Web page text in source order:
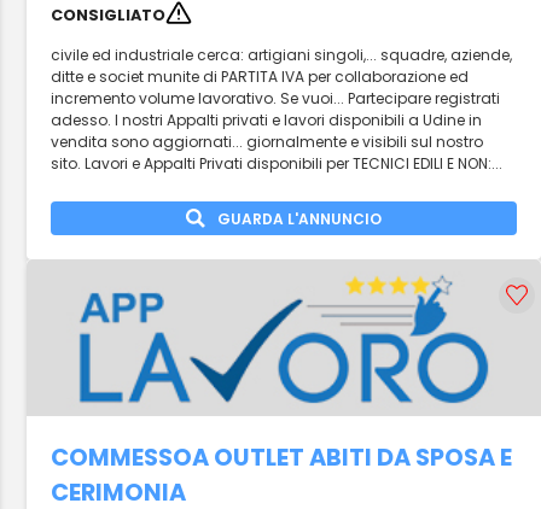
CONSIGLIATO
civile ed industriale cerca: artigiani singoli,... squadre, aziende,
ditte e societ munite di PARTITA IVA per collaborazione ed
incremento volume lavorativo. Se vuoi... Partecipare registrati
adesso. I nostri Appalti privati e lavori disponibili a Udine in
vendita sono aggiornati... giornalmente e visibili sul nostro
sito. Lavori e Appalti Privati disponibili per TECNICI EDILI E NON:...
GUARDA L'ANNUNCIO
COMMESSOA OUTLET ABITI DA SPOSA E
CERIMONIA